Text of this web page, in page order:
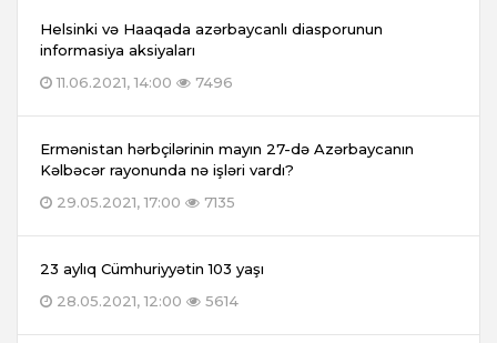
Helsinki və Haaqada azərbaycanlı diasporunun
informasiya aksiyaları
11.06.2021, 14:00
7496
Ermənistan hərbçilərinin mayın 27-də Azərbaycanın
Kəlbəcər rayonunda nə işləri vardı?
29.05.2021, 17:00
7135
23 aylıq Cümhuriyyətin 103 yaşı
28.05.2021, 12:00
5614